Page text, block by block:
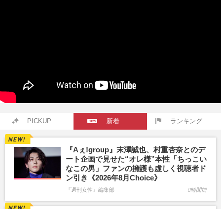
PICKUP 新着 ランキング
『Aぇ!group』末澤誠也、村重杏奈とのデ
ート企画で見せた“オレ様”本性「ちっこい
なこの男」ファンの擁護も虚しく視聴者ド
ン引き《2026年8月Choice》
『週刊女性』編集部 0時間前